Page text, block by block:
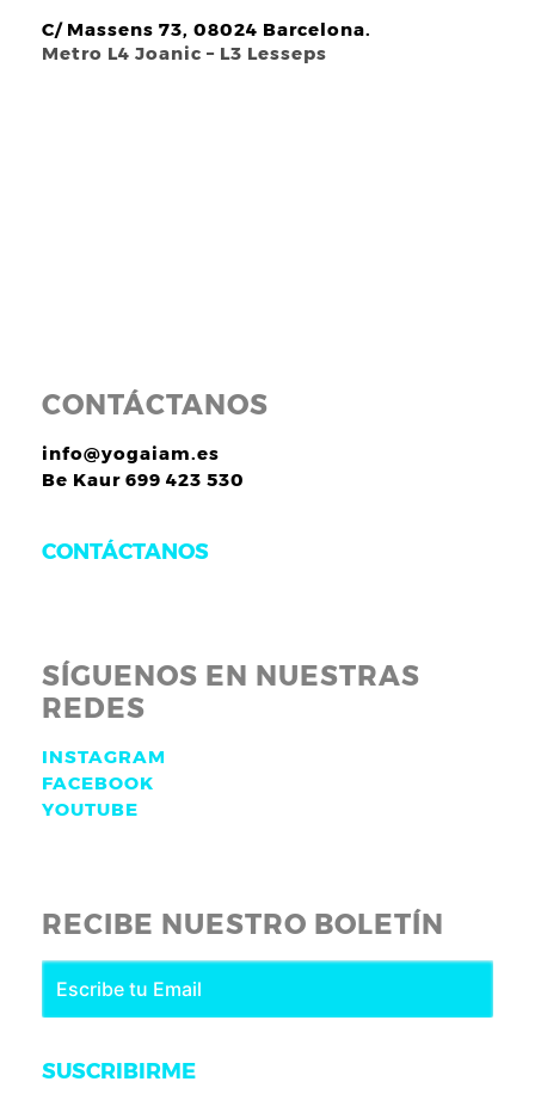
C/ Massens 73, 08024 Barcelona.
Metro L4 Joanic – L3 Lesseps
CONTÁCTANOS
info@yogaiam.es
Be Kaur 699 423 530
CONTÁCTANOS
SÍGUENOS EN NUESTRAS
REDES
INSTAGRAM
FACEBOOK
YOUTUBE
RECIBE NUESTRO BOLETÍN
SUSCRIBIRME